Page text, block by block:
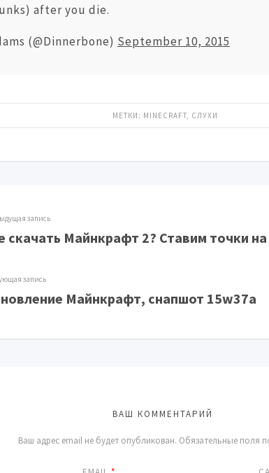
after you die.
(@Dinnerbone) September 10, 2015
МЕТКИ: MINECRAFT, СЛУХИ
запись
скачать Майнкрафт 2? Ставим точки на
запись
Майнкрафт, снапшот 15w37a
ВАШ КОММЕНТАРИЙ
Ваш адрес email не будет опубликован. Обязательные поля